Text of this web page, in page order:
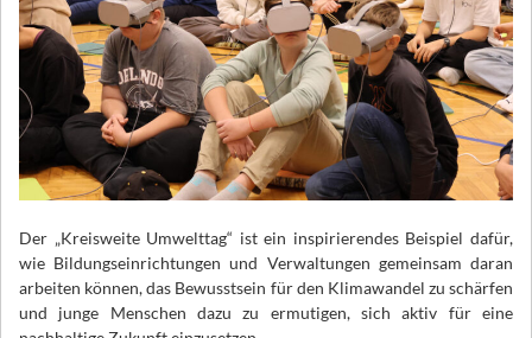
Der „Kreisweite Umwelttag“ ist ein inspirierendes Beispiel dafür,
wie Bildungseinrichtungen und Verwaltungen gemeinsam daran
arbeiten können, das Bewusstsein für den Klimawandel zu schärfen
und junge Menschen dazu zu ermutigen, sich aktiv für eine